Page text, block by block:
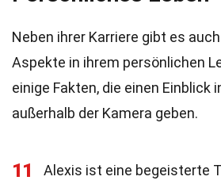
Neben ihrer Karriere gibt es
Aspekte in ihrem persönlichen
einige Fakten, die einen Einblick
außerhalb der Kamera geben.
11
Alexis ist eine begeisterte